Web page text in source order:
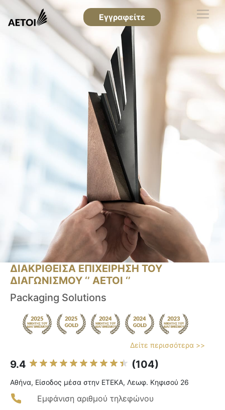
Εγγραφείτε
ΔΙΑΚΡΙΘΕΙΣΑ ΕΠΙΧΕΙΡΗΣΗ ΤΟΥ
ΔΙΑΓΩΝΙΣΜΟΥ ‘’ ΑΕΤΟΙ ‘’
Packaging Solutions
Δείτε περισσότερα >>
9.4 (104)
Αθήνα, Είσοδος μέσα στην ΕΤΕΚΑ, Λεωφ. Κηφισού 26
Εμφάνιση αριθμού τηλεφώνου